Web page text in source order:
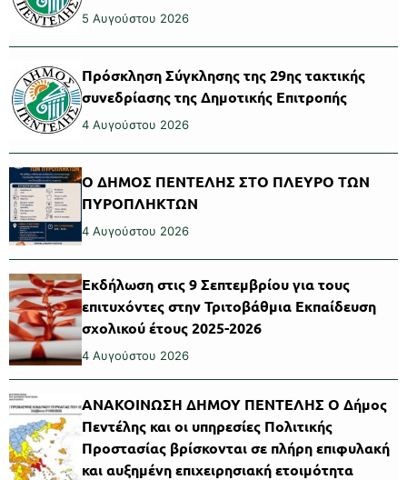
5 Αυγούστου 2026
Πρόσκληση Σύγκλησης της 29ης τακτικής
συνεδρίασης της Δημοτικής Επιτροπής
4 Αυγούστου 2026
Ο ΔΗΜΟΣ ΠΕΝΤΕΛΗΣ ΣΤΟ ΠΛΕΥΡΟ ΤΩΝ
ΠΥΡΟΠΛΗΚΤΩΝ
4 Αυγούστου 2026
Εκδήλωση στις 9 Σεπτεμβρίου για τους
επιτυχόντες στην Τριτοβάθμια Εκπαίδευση
σχολικού έτους 2025-2026
4 Αυγούστου 2026
ΑΝΑΚΟΙΝΩΣΗ ΔΗΜΟΥ ΠΕΝΤΕΛΗΣ Ο Δήμος
Πεντέλης και οι υπηρεσίες Πολιτικής
Προστασίας βρίσκονται σε πλήρη επιφυλακή
και αυξημένη επιχειρησιακή ετοιμότητα